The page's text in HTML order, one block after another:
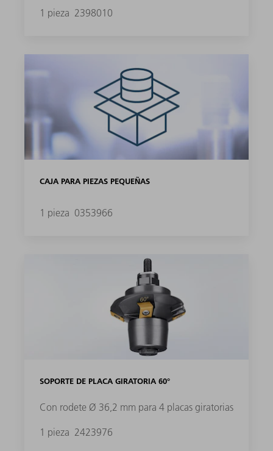
1 pieza 2398010
CAJA PARA PIEZAS PEQUEÑAS
1 pieza 0353966
SOPORTE DE PLACA GIRATORIA 60°
Con rodete Ø 36,2 mm para 4 placas giratorias
1 pieza 2423976